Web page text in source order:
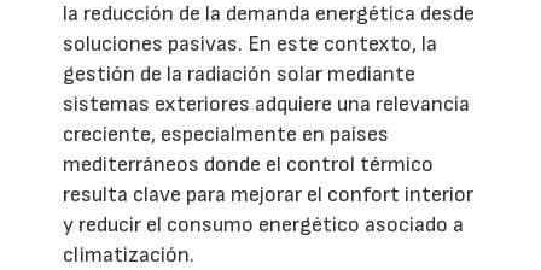
la reducción de la demanda energética desde
soluciones pasivas. En este contexto, la
gestión de la radiación solar mediante
sistemas exteriores adquiere una relevancia
creciente, especialmente en países
mediterráneos donde el control térmico
resulta clave para mejorar el confort interior
y reducir el consumo energético asociado a
climatización.